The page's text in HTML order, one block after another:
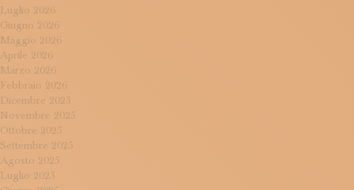
Luglio 2026
Giugno 2026
Maggio 2026
Aprile 2026
Marzo 2026
Febbraio 2026
Dicembre 2025
Novembre 2025
Ottobre 2025
Settembre 2025
Agosto 2025
Luglio 2025